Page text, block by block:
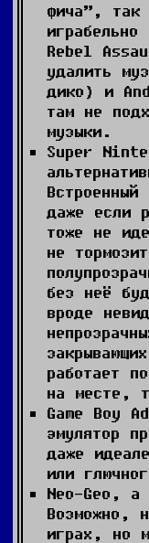
фича”, так
Rebel
удалить
дико) и
там не
музыки.
Super
Встроенный
даже если
тоже не
не
без неё
вроде
работает
на месте,
Game Boy
эмулятор
даже
или
Neo-Geo,
Возможно,
играх, но